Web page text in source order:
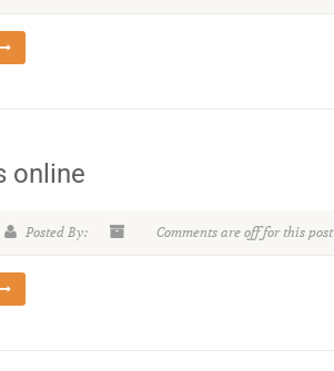
online
Posted By: Comments are off for this post